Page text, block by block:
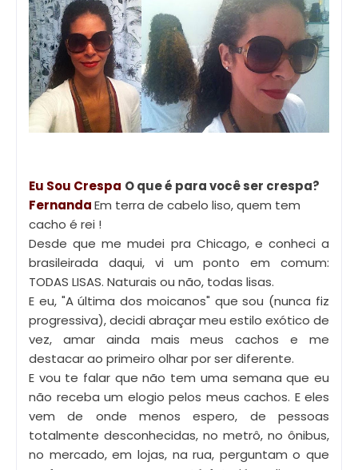
Eu Sou Crespa O que é para você ser crespa?
FernandaEm terra de cabelo liso, quem tem
cacho é rei !
Desde que me mudei pra Chicago, e conheci a
brasileirada daqui, vi um ponto em comum:
TODAS LISAS. Naturais ou não, todas lisas.
E eu, "A última dos moicanos" que sou (nunca fiz
progressiva), decidi abraçar meu estilo exótico de
vez, amar ainda mais meus cachos e me
destacar ao primeiro olhar por ser diferente.
E vou te falar que não tem uma semana que eu
não receba um elogio pelos meus cachos. E eles
vem de onde menos espero, de pessoas
totalmente desconhecidas, no metrô, no ônibus,
no mercado, em lojas, na rua, perguntam o que